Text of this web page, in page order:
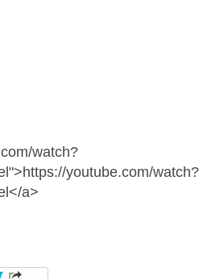
watch?
youtube.com/watch?
a>